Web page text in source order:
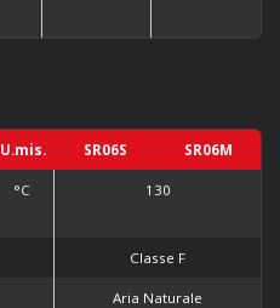
U.mis. SR06S SR06M
°C 130
Classe F
Aria Naturale